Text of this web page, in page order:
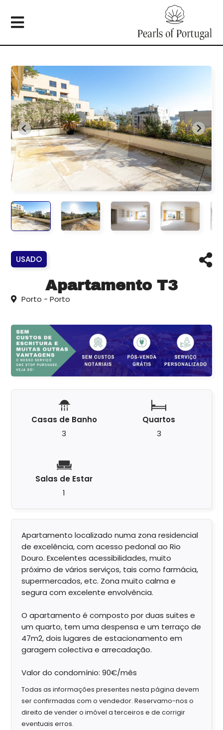
USADO
Apartamento T3
Porto - Porto
Casas de Banho
3
Quartos
3
Salas de Estar
1
Apartamento localizado numa zona residencial
de excelência, com acesso pedonal ao Rio
Douro. Excelentes acessibilidades, muito
próximo de vários serviços, tais como farmácia,
supermercados, etc. Zona muito calma e
segura com excelente envolvência.
O apartamento é composto por duas suites e
um quarto, tem uma despensa e um terraço de
47m2, dois lugares de estacionamento em
garagem colectiva e arrecadação.
Valor do condomínio: 90€/mês
Todas as informações presentes nesta página devem
ser confirmadas com o vendedor. Reservamo-nos o
direito de vender o imóvel a terceiros e de corrigir
eventuais erros.